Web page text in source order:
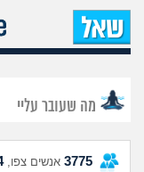
מה שעובר עליי
3775 אנשים צפו,